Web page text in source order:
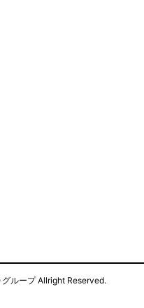
ループ Allright Reserved.